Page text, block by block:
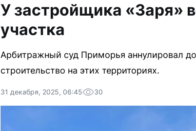
У застройщика «Заря»
участка
Арбитражный суд Приморья аннулировал
строительство на этих территориях.
31 декабря, 2025, 06:45 30